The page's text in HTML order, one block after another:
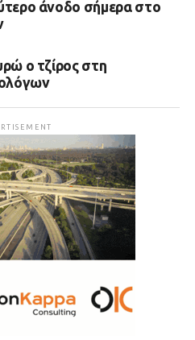
άνοδο σήμερα στο
ο τζίρος στη